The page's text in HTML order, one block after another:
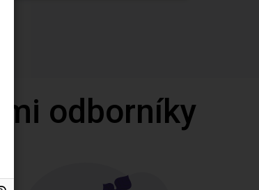
odborníky